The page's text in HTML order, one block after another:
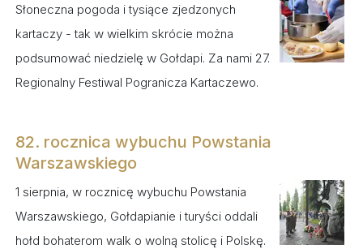
Słoneczna pogoda i tysiące zjedzonych
kartaczy - tak w wielkim skrócie można
podsumować niedzielę w Gołdapi. Za nami 27.
Regionalny Festiwal Pogranicza Kartaczewo.
82. rocznica wybuchu Powstania
Warszawskiego
1 sierpnia, w rocznicę wybuchu Powstania
Warszawskiego, Gołdapianie i turyści oddali
hołd bohaterom walk o wolną stolicę i Polskę.